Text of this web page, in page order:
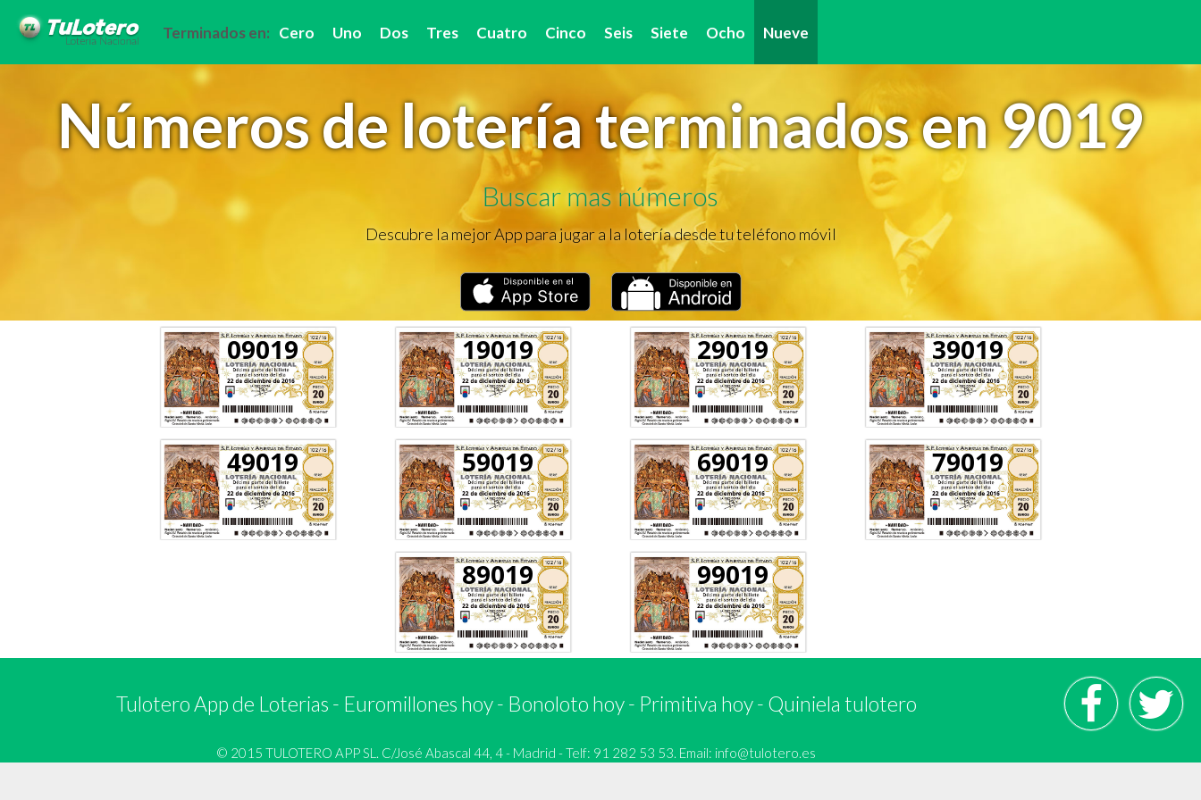
Terminados en: Cero Uno Dos Tres Cuatro Cinco Seis Siete Ocho Nueve
Números de lotería terminados en 9019
Buscar mas números
Descubre la mejor App para jugar a la lotería desde tu teléfono móvil
09019 19019 29019 39019
49019 59019 69019 79019
89019 99019
Tulotero App de Loterias - Euromillones hoy- Bonoloto hoy- Primitiva hoy- Quiniela tulotero
© 2015 TULOTERO APP SL. C/José Abascal 44, 4 - Madrid - Telf: 91 282 53 53. Email: info@tulotero.es